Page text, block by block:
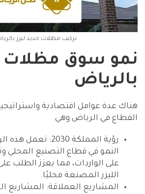
تركيب مظلات حديد ليزر
نمو سوق مظلات
بالرياض
هناك عدة عوامل اقتصادية
القطاع في الرياض وهي
رؤية المملكة 2030:
النمو في قطاع التصنيع المحلي
على الواردات، مما يعزز الطلب
الليزر المصنعة محليًا.
المشاريع العملاقة: المشاريع